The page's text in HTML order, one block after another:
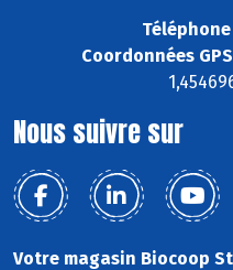
Téléphone
Coordonnées
Nous suivre sur
Votre magasin Biocoop